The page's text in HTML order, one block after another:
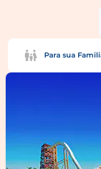
Para sua